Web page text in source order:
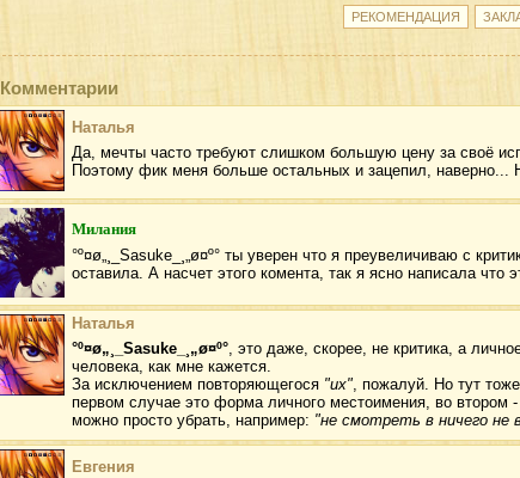
Комментарии
Наталья
Да, мечты часто требуют слишком большую цену за своё
Поэтому фик меня больше остальных и зацепил,
Милания
°º¤ø„¸_Sasuke_¸„ø¤º° ты уверен что я преувеличиваю с
оставила. А насчет этого комента, так я ясно написала
Наталья
°º¤ø„¸_Sasuke_¸„ø¤º°, это даже, скорее, не критика, а
человека, как мне кажется.
За исключением повторяющегося "их", пожалуй. Но тут
первом случае это форма личного местоимения, во
можно просто убрать, например: "не смотреть в ничего не
Евгения